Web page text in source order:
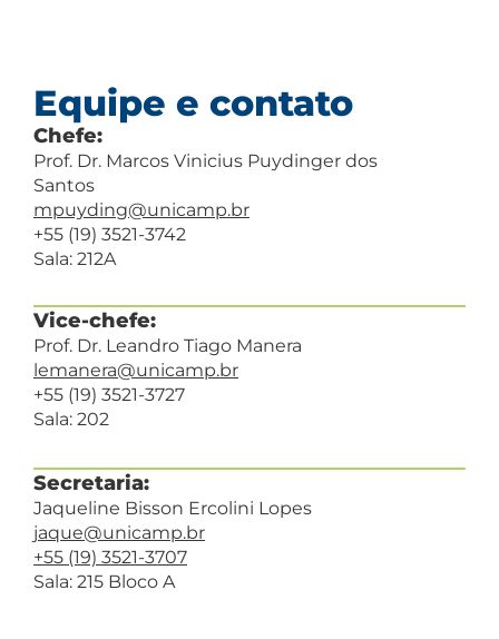
Equipe e contato
Chefe:
Prof. Dr. Marcos Vinicius Puydinger dos
Santos
mpuyding@unicamp.br
+55 (19) 3521-3742
Sala: 212A
Vice-chefe:
Prof. Dr. Leandro Tiago Manera
lemanera@unicamp.br
+55 (19) 3521-3727
Sala: 202
Secretaria:
Jaqueline Bisson Ercolini Lopes
jaque@unicamp.br
+55 (19) 3521-3707
Sala: 215 Bloco A